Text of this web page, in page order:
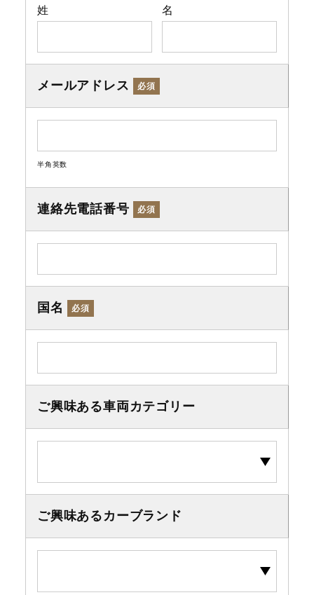
姓 名
メールアドレス 必須
半角英数
連絡先電話番号 必須
国名 必須
ご興味ある車両カテゴリー
ご興味あるカーブランド